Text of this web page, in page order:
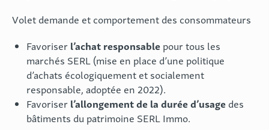
Volet demande et comportement des consommateurs
Favoriser l’achat responsable pour tous les
marchés SERL (mise en place d’une politique
d’achats écologiquement et socialement
responsable, adoptée en 2022).
Favoriser l’allongement de la durée d’usage des
bâtiments du patrimoine SERL Immo.